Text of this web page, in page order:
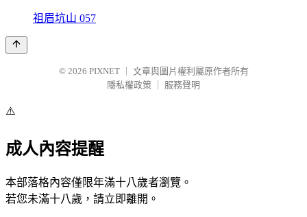
祖眉坑山 057
© 2026 PIXNET
文章與圖片權利屬原作者所有
隱私權政策
服務聲明
⚠️
成人內容提醒
本部落格內容僅限年滿十八歲者瀏覽。
若您未滿十八歲，請立即離開。